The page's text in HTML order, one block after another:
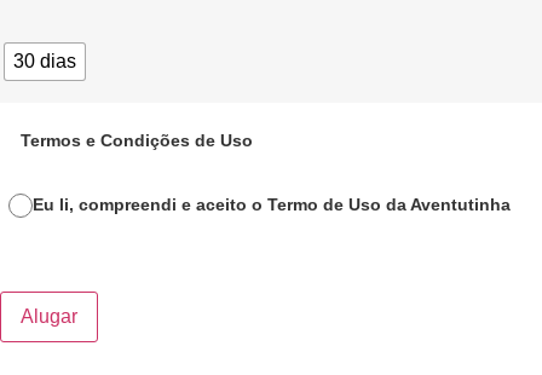
30 dias
Termos e Condições de Uso
Eu li, compreendi e aceito o Termo de Uso da Aventutinha
Alugar